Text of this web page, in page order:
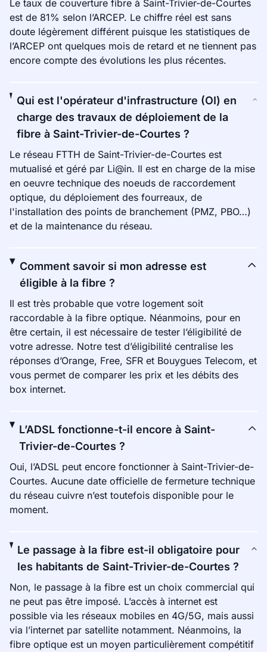
Le taux de couverture fibre à Saint-Trivier-de-Courtes
est de 81% selon l’ARCEP. Le chiffre réel est sans
doute légèrement différent puisque les statistiques de
l’ARCEP ont quelques mois de retard et ne tiennent pas
encore compte des évolutions les plus récentes.
Qui est l'opérateur d'infrastructure (OI) en
charge des travaux de déploiement de la
fibre à Saint-Trivier-de-Courtes ?
Le réseau FTTH de Saint-Trivier-de-Courtes est
mutualisé et géré par Li@in. Il est en charge de la mise
en oeuvre technique des noeuds de raccordement
optique, du déploiement des fourreaux, de
l'installation des points de branchement (PMZ, PBO…)
et de la maintenance du réseau.
Comment savoir si mon adresse est
éligible à la fibre ?
Il est très probable que votre logement soit
raccordable à la fibre optique. Néanmoins, pour en
être certain, il est nécessaire de tester l’éligibilité de
votre adresse. Notre test d’éligibilité centralise les
réponses d’Orange, Free, SFR et Bouygues Telecom, et
vous permet de comparer les prix et les débits des
box internet.
L’ADSL fonctionne-t-il encore à Saint-
Trivier-de-Courtes ?
Oui, l’ADSL peut encore fonctionner à Saint-Trivier-de-
Courtes. Aucune date officielle de fermeture technique
du réseau cuivre n’est toutefois disponible pour le
moment.
Le passage à la fibre est-il obligatoire pour
les habitants de Saint-Trivier-de-Courtes ?
Non, le passage à la fibre est un choix commercial qui
ne peut pas être imposé. L’accès à internet est
possible via les réseaux mobiles en 4G/5G, mais aussi
via l’internet par satellite notamment. Néanmoins, la
fibre optique est un moyen particulièrement compétitif